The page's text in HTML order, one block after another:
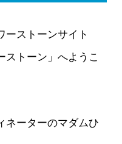
ーストーンサイト
ストーン」へようこ
ネーターのマダムひ